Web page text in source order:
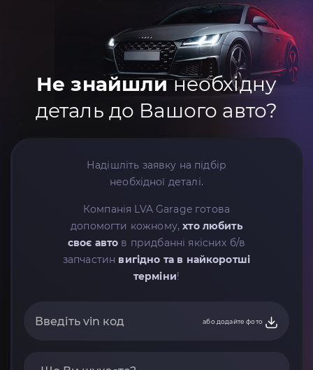
Не знайшлинеобхідну
деталь до Вашого авто?
Надішліть заявку на підбір
необхідної деталі.
Компанія LVA Garage готова
допомогти кожному,хто любить
своє авто в придбанні якісних б/в
запчастин вигідно та в найкоротші
терміни!
або додайте фото